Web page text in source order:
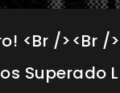
<br /><br /
Superado